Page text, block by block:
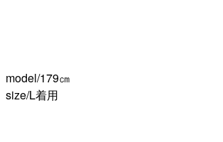
model/179㎝
size/L着用